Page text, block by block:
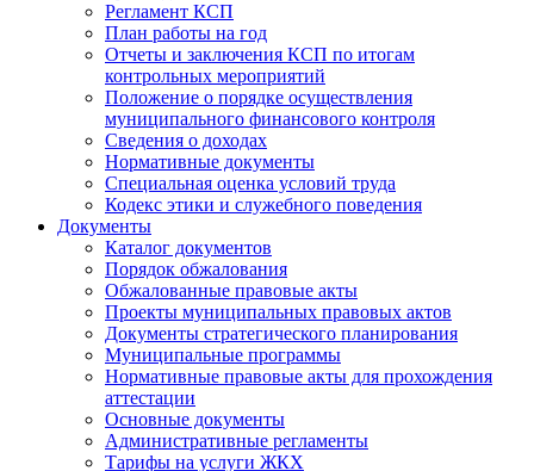
Регламент КСП
План работы на год
Отчеты и заключения КСП по итогам
контрольных мероприятий
Положение о порядке осуществления
муниципального финансового контроля
Сведения о доходах
Нормативные документы
Специальная оценка условий труда
Кодекс этики и служебного поведения
Документы
Каталог документов
Порядок обжалования
Обжалованные правовые акты
Проекты муниципальных правовых актов
Документы стратегического планирования
Муниципальные программы
Нормативные правовые акты для прохождения
аттестации
Основные документы
Административные регламенты
Тарифы на услуги ЖКХ